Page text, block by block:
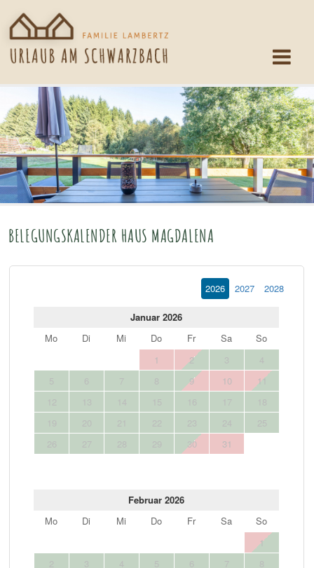
BELEGUNGSKALENDER HAUS MAGDALENA